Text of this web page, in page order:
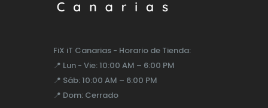
FiX iT Canarias - Horario de Tienda:
📍 Lun - Vie: 10:00 AM – 6:00 PM
📍 Sáb: 10:00 AM – 6:00 PM
📍 Dom: Cerrado